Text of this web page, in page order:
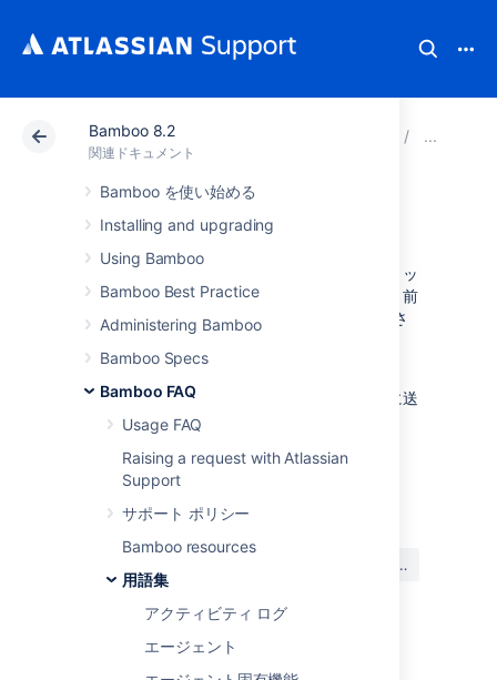
Bamboo 8.2
関連ドキュメント
Bamboo を使い始める
Installing and upgrading
Using Bamboo
Bamboo Best Practice
Administering Bamboo
Bamboo Specs
Bamboo FAQ
Usage FAQ
Raising a request with Atlassian
Support
サポート ポリシー
Bamboo resources
用語集
アクティビティ ログ
エージェント
アトラシアン サポート Bamboo
コミッター
コミッター
とは、特定のビルドにコードをコミッ
トした Bamboo ユーザーのことです (つまり、前
のビルドが Bamboo によってチェックアウトさ
れた後にコードをコミットしたユーザー)。
管理者は、計画の
をビルドのコミッターに送
信するように設定できます。
最終更新日 2012 年 5 月 7 日
この内容はお役に立ちました
いいえ